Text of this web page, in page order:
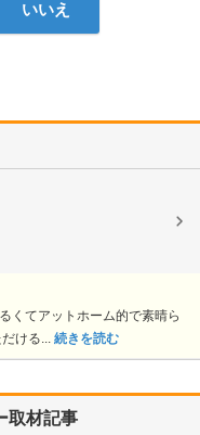
いいえ
くてアットホーム的で素晴ら
ける... 続きを読む
取材記事